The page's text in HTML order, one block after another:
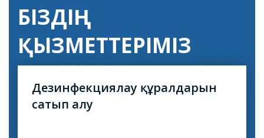
БІЗДІҢ
ҚЫЗМЕТТЕРІМІЗ
Дезинфекциялау құралдарын
сатып алу
Сіз зиянды жәндіктерді немесе кеміргіштерді
өзіңіз жойғыңыз келе ме? Сіз бізден барлық
қауіпсіздік пен сапа стандарттарына жауап